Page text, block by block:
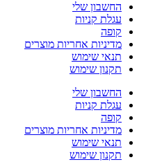
החשבון שלי
עגלת קניות
קופה
מדיניות אחריות מוצרים
תנאי שימוש
תקנון שימוש
החשבון שלי
עגלת קניות
קופה
מדיניות אחריות מוצרים
תנאי שימוש
תקנון שימוש